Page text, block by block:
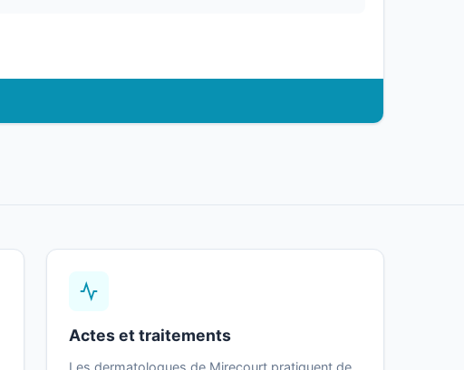
Actes et traitements